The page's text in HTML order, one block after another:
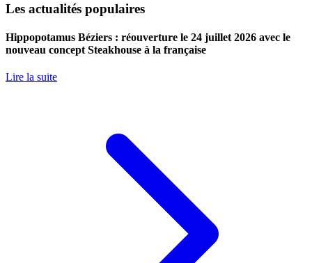
Les actualités populaires
Hippopotamus Béziers : réouverture le 24 juillet 2026 avec le
nouveau concept Steakhouse à la française
Lire la suite